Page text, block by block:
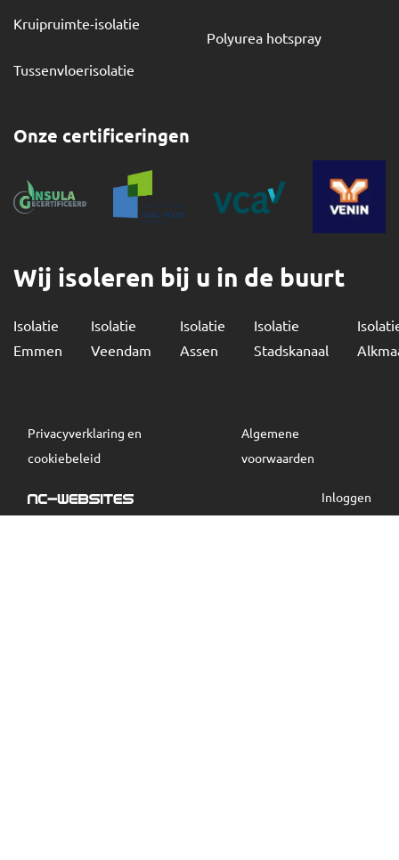
Kruipruimte-isolatie
Tussenvloerisolatie
Polyurea hotspray
Onze certificeringen
Wij isoleren bij u in de buurt
Isolatie
Emmen
Isolatie
Veendam
Isolatie
Assen
Isolatie
Stadskanaal
Privacyverklaring en
cookiebeleid
Algemene
voorwaarden
Inloggen